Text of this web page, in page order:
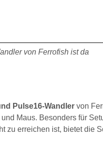
von Ferrofish ist da
Pulse16-Wandler von
Maus. Besonders für
zu erreichen ist, bietet die